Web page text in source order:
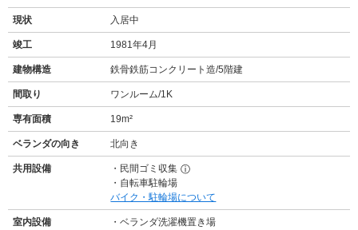
現状 入居中
竣工 1981年4月
建物構造 鉄骨鉄筋コンクリート造/5階建
間取り ワンルーム/1K
専有面積 19m²
ベランダの向き 北向き
共用設備 民間ゴミ収集 ⓘ
自転車駐輪場
バイク・駐輪場について
室内設備
ベランダ洗濯機置き場